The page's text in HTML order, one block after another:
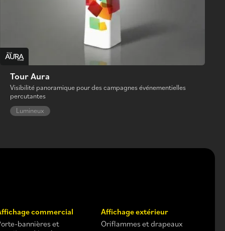
Tour Aura
Visibilité panoramique pour des campagnes événementielles
percutantes
Lumineux
commercial
bannières et
Affichage extérieur
Oriflammes et drapeaux